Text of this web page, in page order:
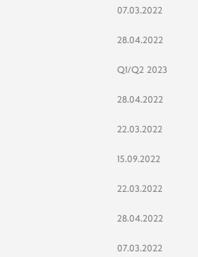
07.03.2022
28.04.2022
Q1/Q2 2023
28.04.2022
22.03.2022
15.09.2022
22.03.2022
28.04.2022
07.03.2022